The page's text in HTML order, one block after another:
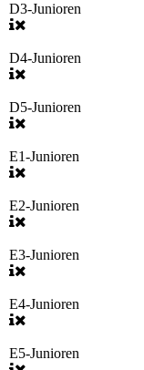
D3-Junioren
D4-Junioren
D5-Junioren
E1-Junioren
E2-Junioren
E3-Junioren
E4-Junioren
E5-Junioren